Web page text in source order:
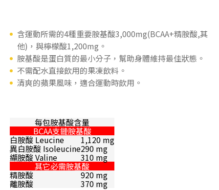
含運動所需的4種重要胺基酸3,000mg(BCAA+精胺酸,其
他)，與檸檬酸1,200mg。
胺基酸是蛋白質的最小分子，幫助身體維持最佳狀態。
不需配水直接飲用的果凍飲料。
清爽的蘋果風味，適合運動時飲用。
每包胺基酸含量
BCAA支鏈胺基酸
白胺酸 Leucine 1,120 mg
異白胺酸 Isoleucine290 mg
纈胺酸 Valine 310 mg
其它必需胺基酸
精胺酸 920 mg
離胺酸 370 mg